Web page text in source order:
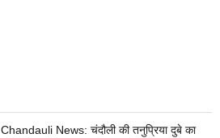
Chandauli News: चंदौली की तनुप्रिया दुबे का